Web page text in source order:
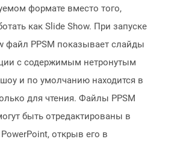
формате вместо того,
как Slide Show. При запуске
файл PPSM показывает слайды
с содержимым нетронутым
и по умолчанию находится в
для чтения. Файлы PPSM
быть отредактированы в
открыв его в